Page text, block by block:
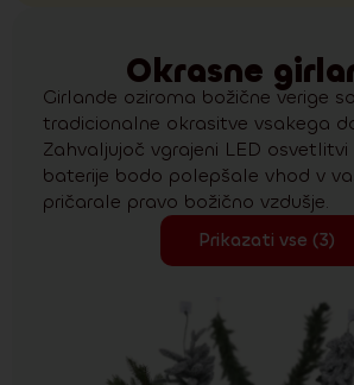
Okrasne
Girlande oziroma božične verige
tradicionalne okrasitve vsakega
Zahvaljujoč vgrajeni LED
baterije bodo polepšale vhod v
pričarale pravo božično vzdušje.
Prikazati vse (3)